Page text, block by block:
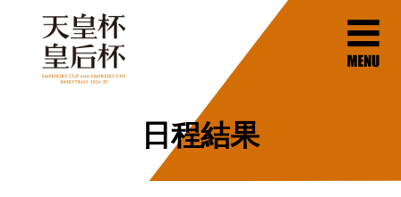
日程結果